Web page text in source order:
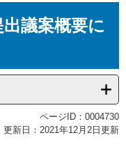
議案概要に
ページID：0004730
更新日：2021年12月2日更新